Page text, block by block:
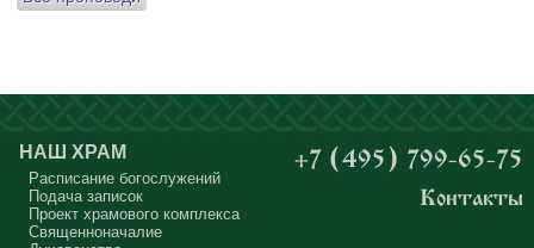
сердца?
Бог открыл помыслы людей, стоящих в храме, и он ужаснулся
тому, что никто из них не молится – ни один человек, кроме одного
мальчика. Мысли у людей о чём угодно: о работе, о молодой жене
или возлюбленной, о детях, о долгах, о футбольном матче, о
путешествиях, о скором отпуске, о билетах, о машине, об одежде, о
том, что будет после службы, где я буду обедать, куда пойду, что
подарить, что подарят, что я посмотрю, что, может быть, почитаю...
Где здесь место для Бога?
НАШ ХРАМ
Расписание богослужений
Подача записок
Проект храмового комплекса
Священноначалие
+7 (495) 799-65-75
Контакты